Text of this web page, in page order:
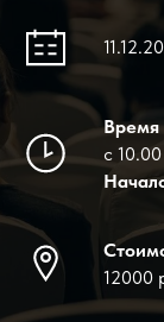
Время
с
12000